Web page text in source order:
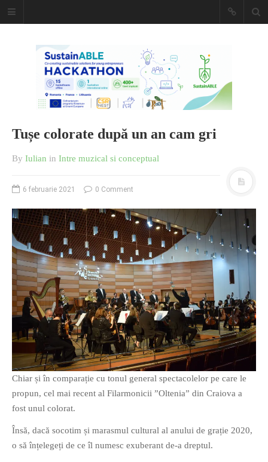
Caiet de
insemnari
DESCARCĂ!
O poveste in care sexul se
confunda cu dragostea,
cinismul cu idealismul si
poezia cu umorul.
DESCARCĂ!
Tușe colorate după un an cam gri
By Iulian in Intre muzical si conceptual
6 februarie 2021 0 Comment
Chiar și în comparație cu tonul general spectacolelor pe care le
propun, cel mai recent al Filarmonicii ”Oltenia” din Craiova a
fost unul colorat.
Însă, dacă socotim și marasmul cultural al anului de grație 2020,
o să înțelegeți de ce îl numesc exuberant de-a dreptul.